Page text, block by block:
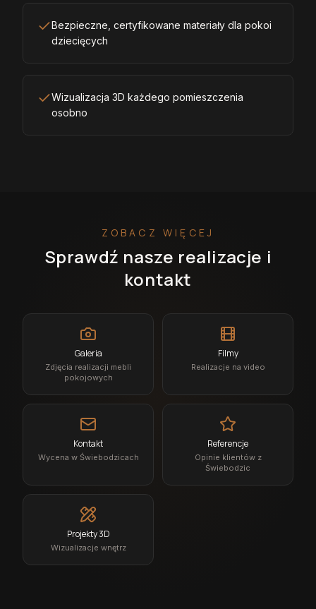
Bezpieczne, certyfikowane materiały dla pokoi
dziecięcych
Wizualizacja 3D każdego pomieszczenia
osobno
ZOBACZ WIĘCEJ
Sprawdź nasze realizacje i
kontakt
Galeria
Zdjęcia realizacji mebli
pokojowych
Filmy
Realizacje na video
Kontakt
Wycena w Świebodzicach
Referencje
Opinie klientów z
Świebodzic
Projekty 3D
Wizualizacje wnętrz